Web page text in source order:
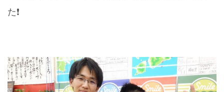
た❗️